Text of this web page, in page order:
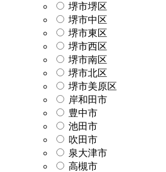
堺市堺区
堺市中区
堺市東区
堺市西区
堺市南区
堺市北区
堺市美原区
岸和田市
豊中市
池田市
吹田市
泉大津市
高槻市